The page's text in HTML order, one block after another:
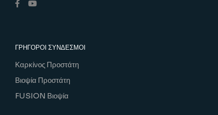
ΓΡΗΓΟΡΟΙ ΣΥΝΔΕΣΜΟΙ
Καρκίνος Προστάτη
Βιοψία Προστάτη
FUSION Βιοψία